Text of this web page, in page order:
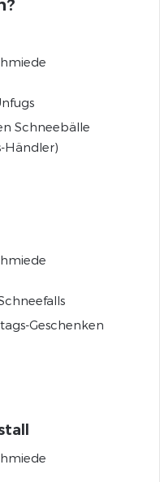
Schneebälle
Händler)
Geschenken